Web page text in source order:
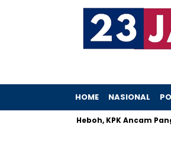
HOME NASIONAL
UMKM Heboh, KPK Ancam